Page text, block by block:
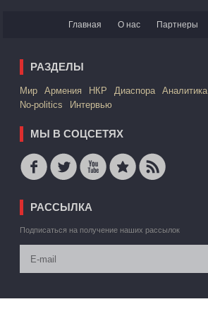
Главная О нас Партнеры
РАЗДЕЛЫ
Mир Армения НКР Диаспора Аналитика
No-politics
Интервью
МЫ В СОЦСЕТЯХ
РАССЫЛКА
Подписаться на получение наших рассылок